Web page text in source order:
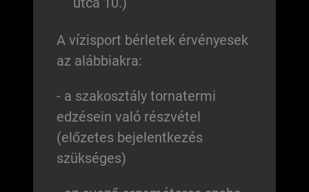
A vízisport bérletek érvényesek
az alábbiakra:
- a szakosztály tornatermi
edzésein való részvétel
(előzetes bejelentkezés
szükséges)